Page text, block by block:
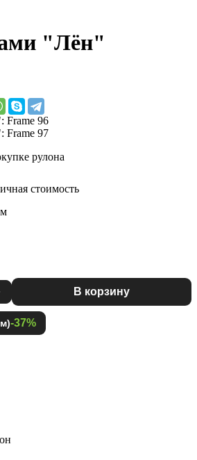
"Лён"
рулона
стоимость
В корзину
-37%